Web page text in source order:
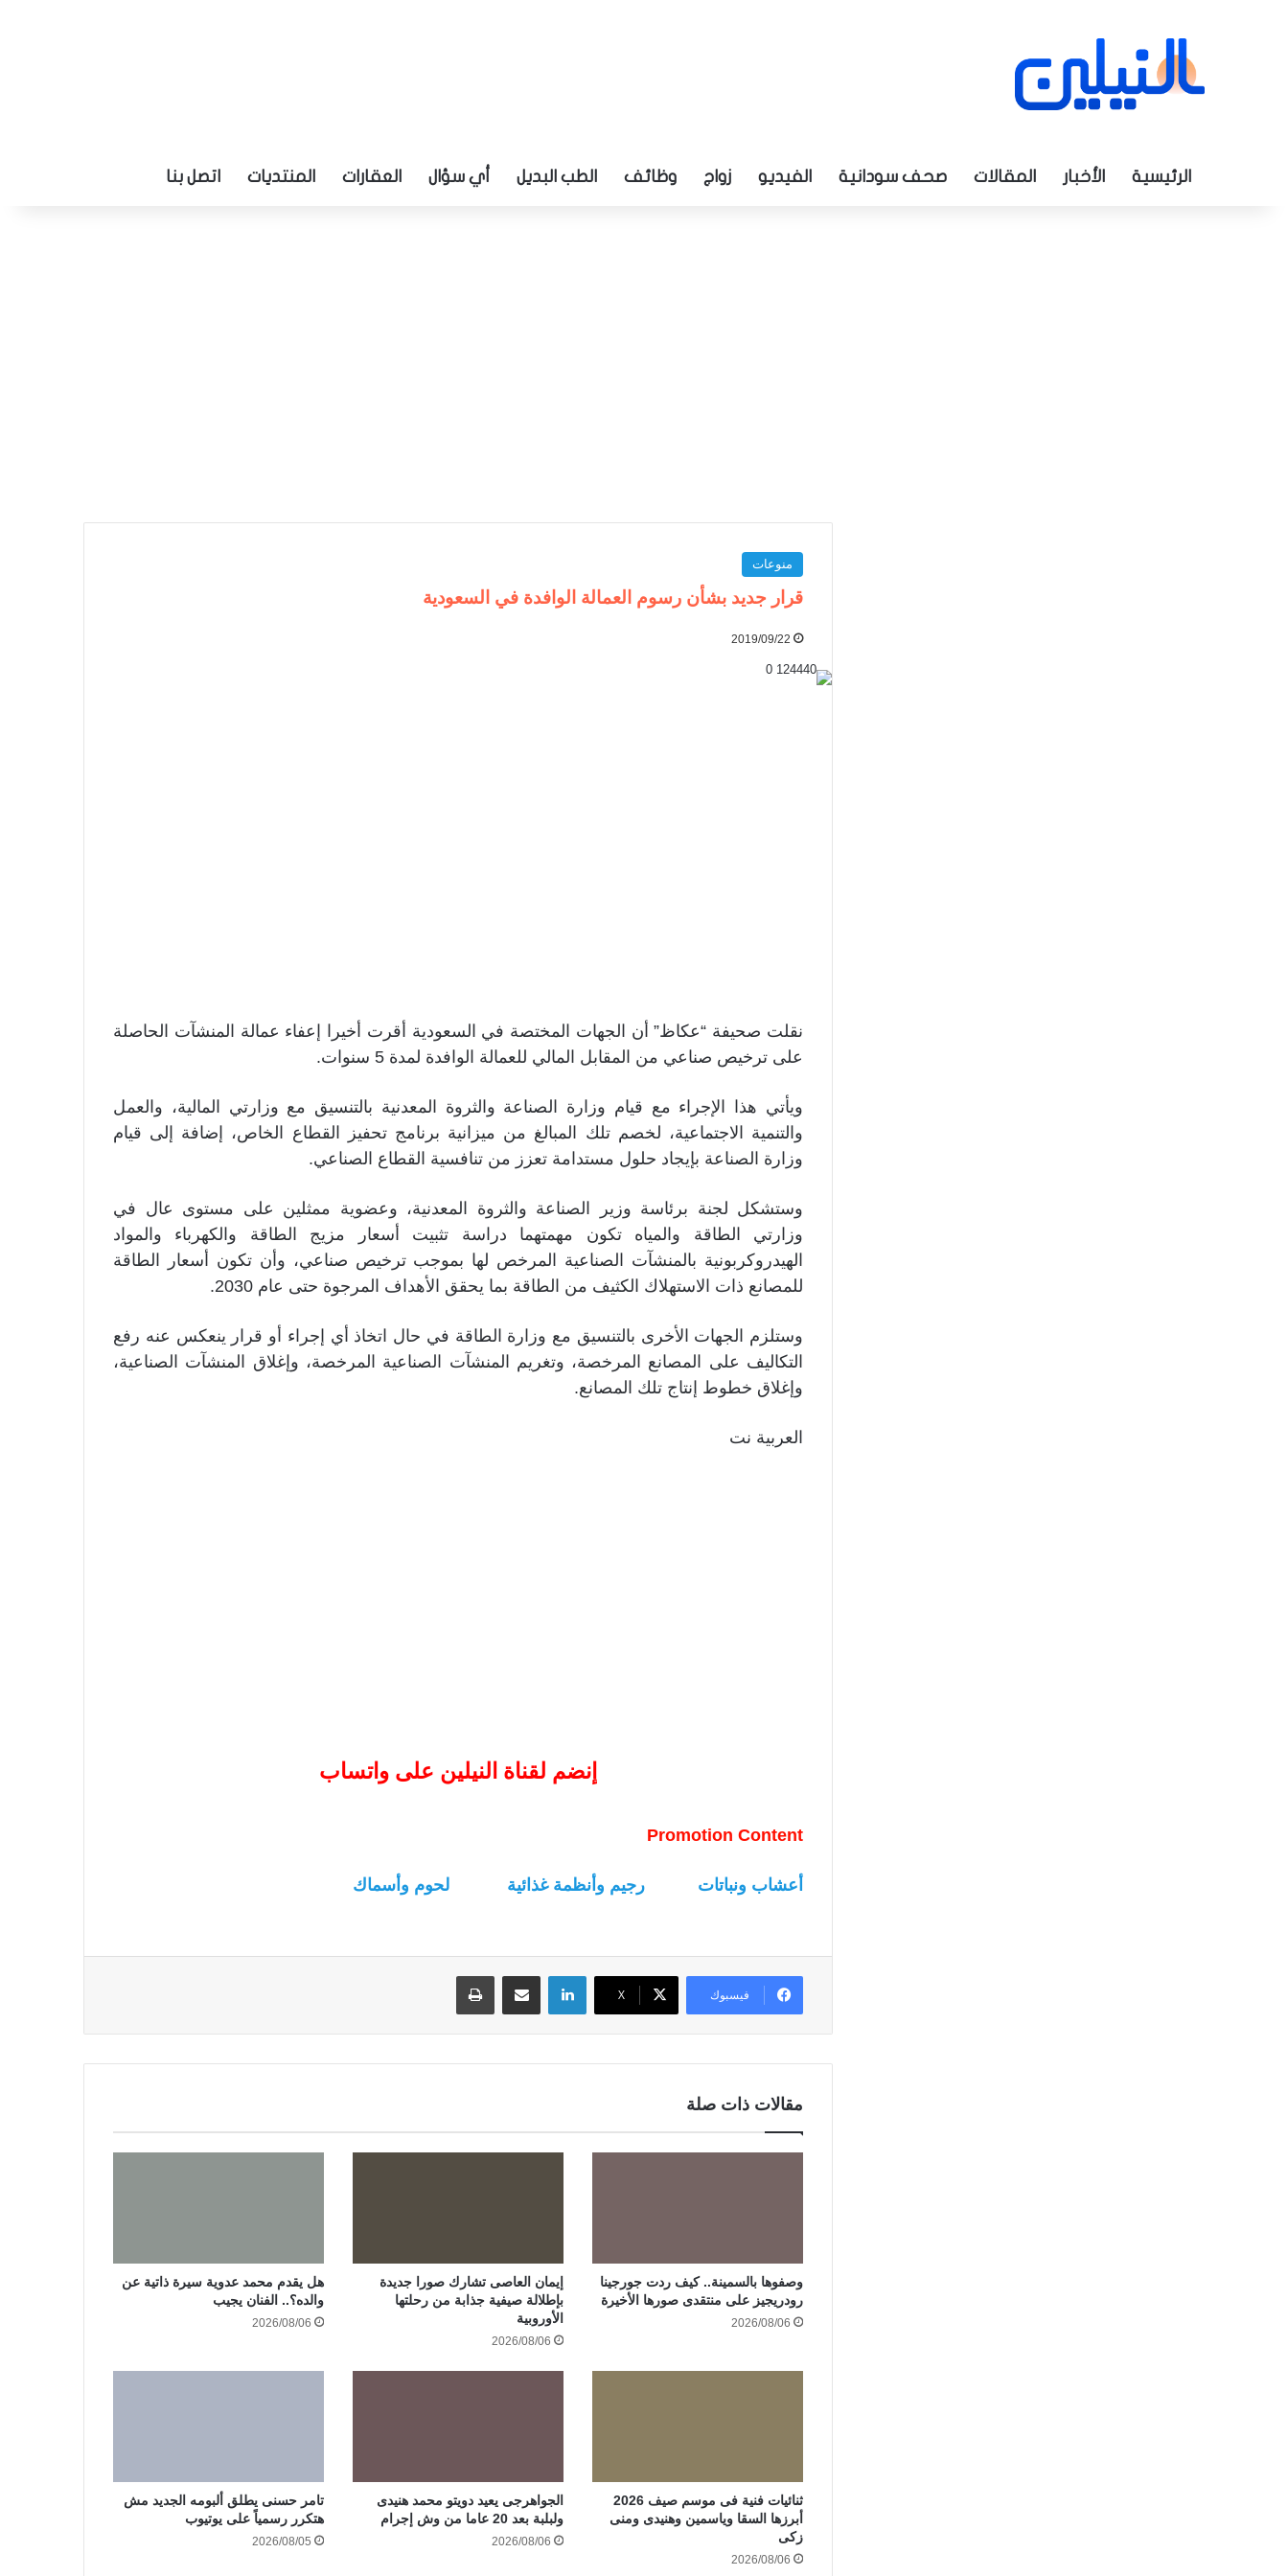
الرئيسية الأخبار المقالات صحف سودانية الفيديو زواج وظائف الطب البديل أي سؤال العقارات المنتديات اتصل بنا
منوعات
قرار جديد بشأن رسوم العمالة الوافدة في السعودية
2019/09/22
نقلت صحيفة “عكاظ” أن الجهات المختصة في السعودية أقرت أخيرا إعفاء عمالة المنشآت الحاصلة
على ترخيص صناعي من المقابل المالي للعمالة الوافدة لمدة 5 سنوات.
ويأتي هذا الإجراء مع قيام وزارة الصناعة والثروة المعدنية بالتنسيق مع وزارتي المالية، والعمل
والتنمية الاجتماعية، لخصم تلك المبالغ من ميزانية برنامج تحفيز القطاع الخاص، إضافة إلى قيام
وزارة الصناعة بإيجاد حلول مستدامة تعزز من تنافسية القطاع الصناعي.
وستشكل لجنة برئاسة وزير الصناعة والثروة المعدنية، وعضوية ممثلين على مستوى عال في
وزارتي الطاقة والمياه تكون مهمتهما دراسة تثبيت أسعار مزيج الطاقة والكهرباء والمواد
الهيدروكربونية بالمنشآت الصناعية المرخص لها بموجب ترخيص صناعي، وأن تكون أسعار الطاقة
للمصانع ذات الاستهلاك الكثيف من الطاقة بما يحقق الأهداف المرجوة حتى عام 2030.
وستلزم الجهات الأخرى بالتنسيق مع وزارة الطاقة في حال اتخاذ أي إجراء أو قرار ينعكس عنه رفع
التكاليف على المصانع المرخصة، وتغريم المنشآت الصناعية المرخصة، وإغلاق المنشآت الصناعية،
وإغلاق خطوط إنتاج تلك المصانع.
العربية نت
إنضم لقناة النيلين على واتساب
Promotion Content
أعشاب ونباتات رجيم وأنظمة غذائية لحوم وأسماك
فيسبوك ‫X
لينكدإن
مقالات ذات صلة
وصفوها بالسمينة.. كيف ردت جورجينا
رودريجيز على منتقدى صورها الأخيرة
2026/08/06
إيمان العاصى تشارك صورا جديدة
بإطلالة صيفية جذابة من رحلتها
الأوروبية
2026/08/06
هل يقدم محمد عدوية سيرة ذاتية عن
والده؟.. الفنان يجيب
2026/08/06
ثنائيات فنية فى موسم صيف 2026
أبرزها السقا وياسمين وهنيدى ومنى
زكى
2026/08/06
الجواهرجى يعيد دويتو محمد هنيدى
ولبلبة بعد 20 عاما من وش إجرام
2026/08/06
تامر حسنى يطلق ألبومه الجديد مش
هتكرر رسمياً على يوتيوب
2026/08/05